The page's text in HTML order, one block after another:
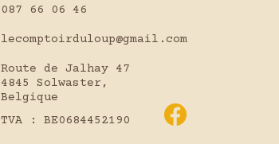
087 66 06 46
lecomptoirduloup@gmail.com
Route de Jalhay 47
4845 Solwaster,
Belgique
TVA : BE0684452190